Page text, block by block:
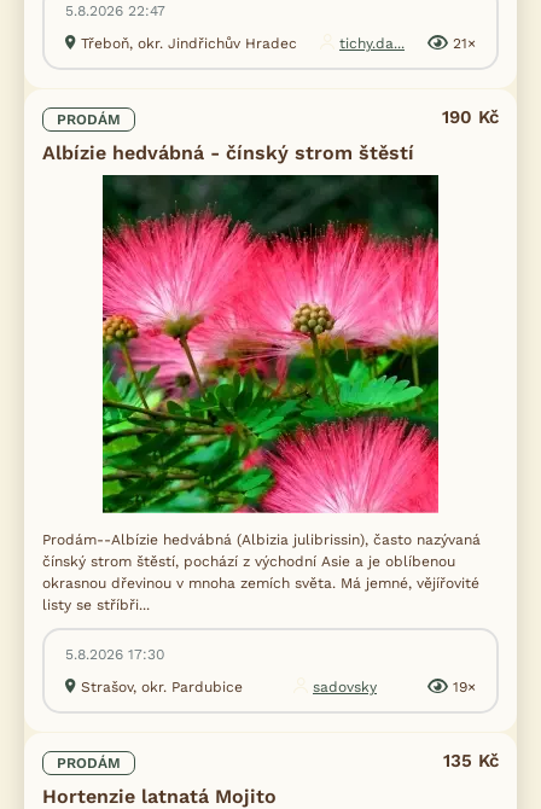
5.8.2026 22:47
Třeboň, okr. Jindřichův Hradec
tichy.da... 21×
PRODÁM
Albízie hedvábná - čínský strom štěstí
190 Kč
Prodám--Albízie hedvábná (Albizia julibrissin), často nazývaná
čínský strom štěstí, pochází z východní Asie a je oblíbenou
okrasnou dřevinou v mnoha zemích světa. Má jemné, vějířovité
listy se stříbři...
5.8.2026 17:30
Strašov, okr. Pardubice
sadovsky 19×
PRODÁM
Hortenzie latnatá Mojito
135 Kč